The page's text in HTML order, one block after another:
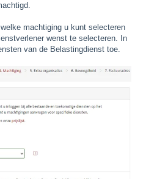
machtiging u kunt selecteren
wenst te selecteren. In
van de Belastingdienst toe.